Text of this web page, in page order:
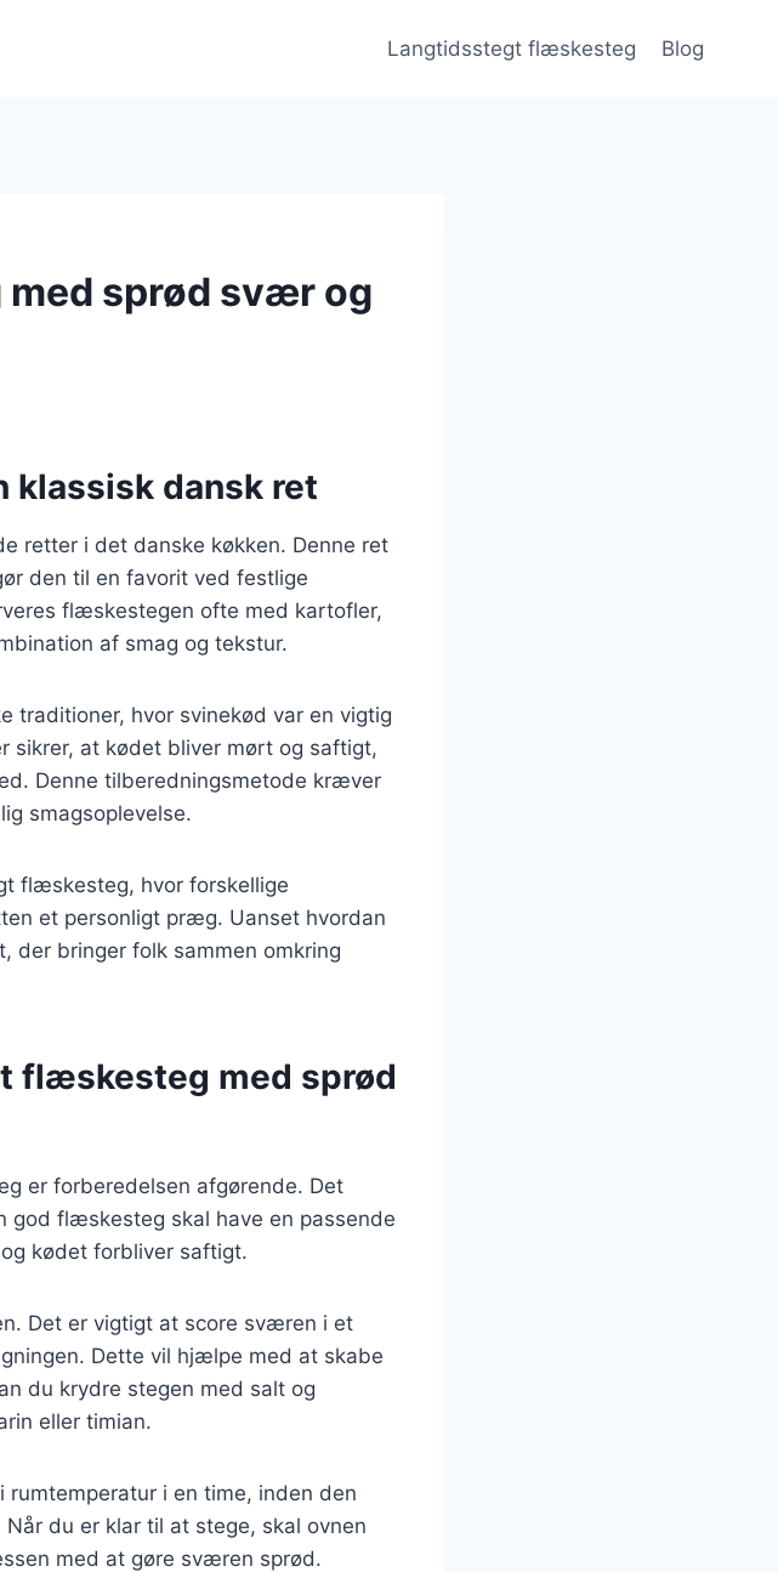
Langtidsstegt flæskesteg Blog
sprød svær og
dansk ret
retter i det danske køkken. Denne ret
den til en favorit ved festlige
flæskestegen ofte med kartofler,
af smag og tekstur.
traditioner, hvor svinekød var en vigtig
sikrer, at kødet bliver mørt og saftigt,
Denne tilberedningsmetode kræver
smagsoplevelse.
flæskesteg, hvor forskellige
et personligt præg. Uanset hvordan
bringer folk sammen omkring
flæskesteg med sprød
er forberedelsen afgørende. Det
flæskesteg skal have en passende
kødet forbliver saftigt.
Det er vigtigt at score sværen i et
Dette vil hjælpe med at skabe
du krydre stegen med salt og
eller timian.
rumtemperatur i en time, inden den
du er klar til at stege, skal ovnen
med at gøre sværen sprød.